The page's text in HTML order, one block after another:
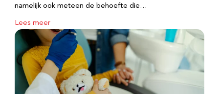
namelijk ook meteen de behoefte die…
Lees meer